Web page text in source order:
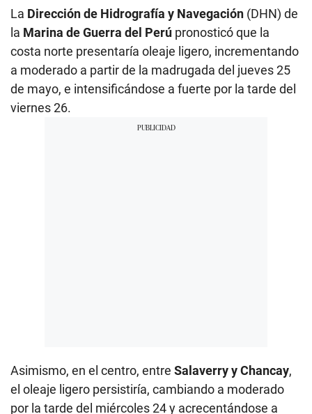
La Dirección de Hidrografía y Navegación (DHN) de
la Marina de Guerra del Perú pronosticó que la
costa norte presentaría oleaje ligero, incrementando
a moderado a partir de la madrugada del jueves 25
de mayo, e intensificándose a fuerte por la tarde del
viernes 26.
Asimismo, en el centro, entre Salaverry y Chancay,
el oleaje ligero persistiría, cambiando a moderado
por la tarde del miércoles 24 y acrecentándose a